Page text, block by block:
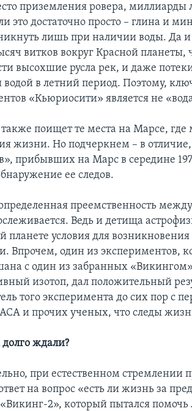
приземления ровера, миллиарды
это достаточно просто – глина и
лишь при наличии воды. Да
витков вокруг Красной планеты,
высохшие русла рек, и даже
водой в летний период. Поэтому,
«Кьюриосити» является не
поищет те места на Марсе, где
жизни. Но подчеркнем – в
прибывших на Марс в середине
ее следов.
преемственность
Ведь и детища
планете условия для
Впрочем, один из экспериментов,
с один из забранных «Викингом»
изотоп, дал положительный
того эксперимента до сих пор с
и прочих ученых, что следы
ждали?
при естественном стремлении
на вопрос «есть ли жизнь за
2», который пытался